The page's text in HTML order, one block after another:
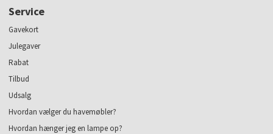
Service
Gavekort
Julegaver
Rabat
Tilbud
Udsalg
Hvordan vælger du havemøbler?
Hvordan hænger jeg en lampe op?